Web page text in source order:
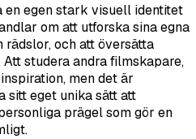
egen stark visuell identitet
om att utforska sina egna
rädslor, och att översätta
studera andra filmskapare,
men det är
sitt eget unika sätt att
prägel som gör en